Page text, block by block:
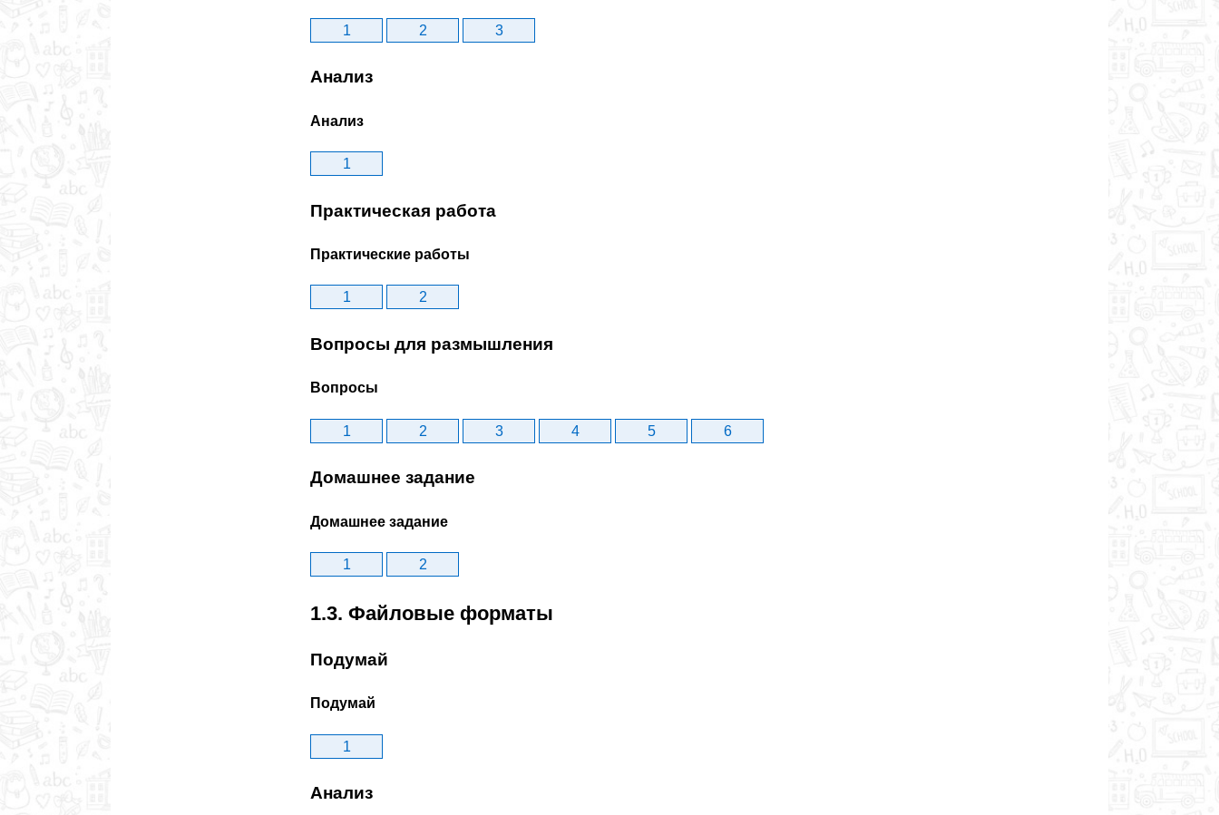
1 2 3
Анализ
Анализ
1
Практическая работа
Практические работы
1 2
Вопросы для размышления
Вопросы
1 2 3 4 5 6
Домашнее задание
Домашнее задание
1 2
1.3. Файловые форматы
Подумай
Подумай
1
Анализ